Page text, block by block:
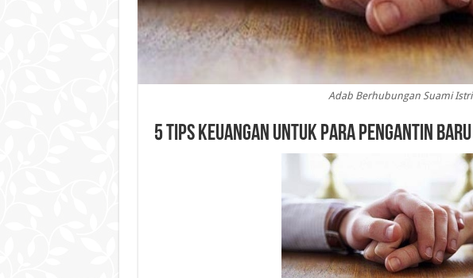
Adab Berhubungan Suami Istri
5 Tips Keuangan untuk Para Pengantin Baru